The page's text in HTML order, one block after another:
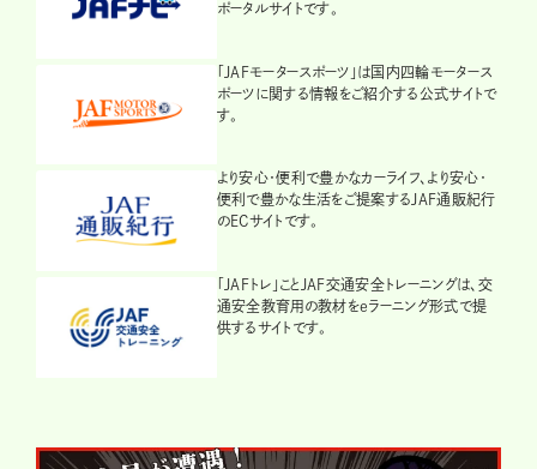
ポータルサイトです。
「JAFモータースポーツ」は国内四輪モータース
ポーツに関する情報をご紹介する公式サイトで
す。
より安心・便利で豊かなカーライフ、より安心・
便利で豊かな生活をご提案するJAF通販紀行
のECサイトです。
「JAFトレ」ことJAF交通安全トレーニングは、交
通安全教育用の教材をeラーニング形式で提
供するサイトです。